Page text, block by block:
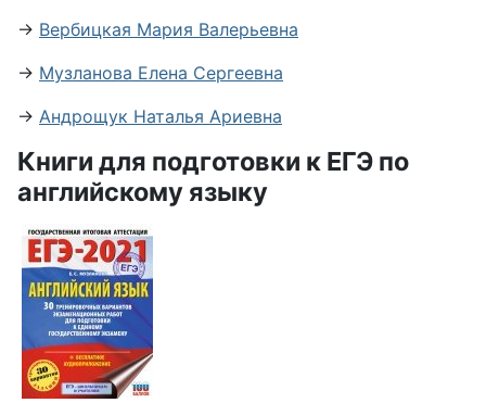
→ Вербицкая Мария Валерьевна
→ Музланова Елена Сергеевна
→ Андрощук Наталья Ариевна
Книги для подготовки к ЕГЭ по
английскому языку